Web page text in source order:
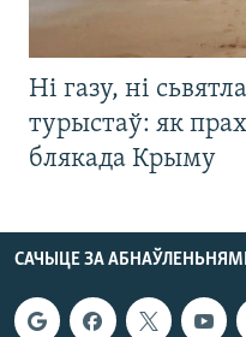
Ні газу, ні
турыстаў: як
блякада Крыму
САЧЫЦЕ ЗА